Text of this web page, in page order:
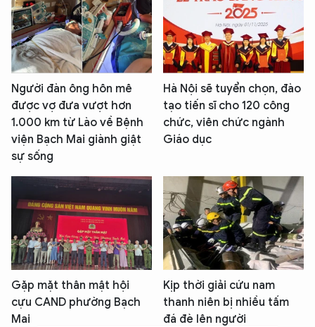
Người đàn ông hôn mê
được vợ đưa vượt hơn
1.000 km từ Lào về Bệnh
viện Bạch Mai giành giật
sự sống
Hà Nội sẽ tuyển chọn, đào
tạo tiến sĩ cho 120 công
chức, viên chức ngành
Giáo dục
Gặp mặt thân mật hội
cựu CAND phường Bạch
Mai
Kịp thời giải cứu nam
thanh niên bị nhiều tấm
đá đè lên người